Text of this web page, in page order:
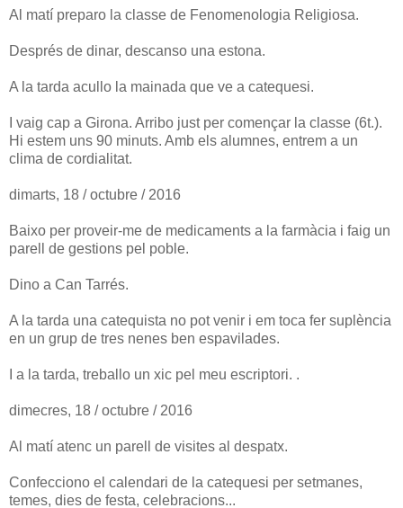
Al matí preparo la classe de Fenomenologia Religiosa.
Després de dinar, descanso una estona.
A la tarda acullo la mainada que ve a catequesi.
I vaig cap a Girona. Arribo just per començar la classe (6t.).
Hi estem uns 90 minuts. Amb els alumnes, entrem a un
clima de cordialitat.
dimarts, 18 / octubre / 2016
Baixo per proveir-me de medicaments a la farmàcia i faig un
parell de gestions pel poble.
Dino a Can Tarrés.
A la tarda una catequista no pot venir i em toca fer suplència
en un grup de tres nenes ben espavilades.
I a la tarda, treballo un xic pel meu escriptori. .
dimecres, 18 / octubre / 2016
Al matí atenc un parell de visites al despatx.
Confecciono el calendari de la catequesi per setmanes,
temes, dies de festa, celebracions...